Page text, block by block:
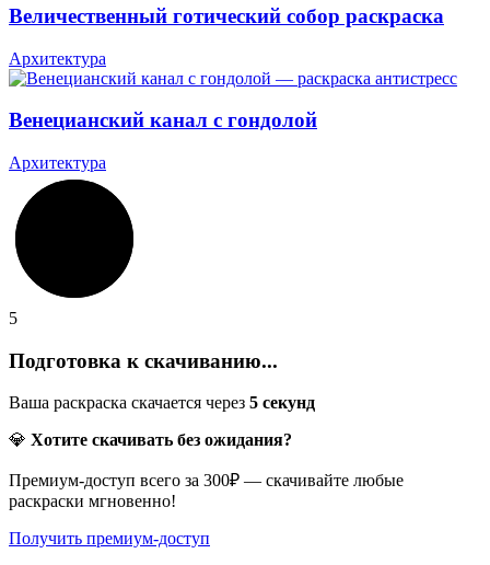
Величественный готический собор раскраска
Архитектура
Венецианский канал с гондолой
Архитектура
5
Подготовка к скачиванию...
Ваша раскраска скачается через 5 секунд
💎 Хотите скачивать без ожидания?
Премиум-доступ всего за 300₽ — скачивайте любые
раскраски мгновенно!
Получить премиум-доступ